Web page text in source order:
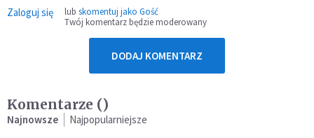
Zaloguj się lub skomentuj jako Gość
Twój komentarz będzie moderowany
DODAJ KOMENTARZ
Komentarze ()
Najnowsze Najpopularniejsze